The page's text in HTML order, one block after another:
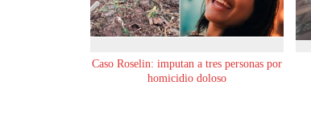
Caso Roselin: imputan a tres personas por
homicidio doloso